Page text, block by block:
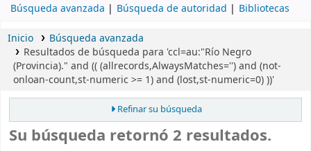
Búsqueda avanzada Búsqueda de autoridad Bibliotecas
Inicio
Búsqueda avanzada
Resultados de búsqueda para 'ccl=au:"Río Negro
(Provincia)." and (( (allrecords,AlwaysMatches='') and (not-
onloan-count,st-numeric >= 1) and (lost,st-numeric=0) ))'
Refinar su búsqueda
Su búsqueda retornó 2 resultados.